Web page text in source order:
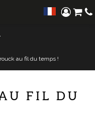
au fil du temps !
FIL DU